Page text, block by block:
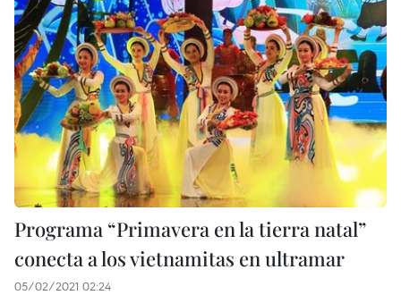
Programa “Primavera en la tierra natal”
conecta a los vietnamitas en ultramar
05/02/2021 02:24